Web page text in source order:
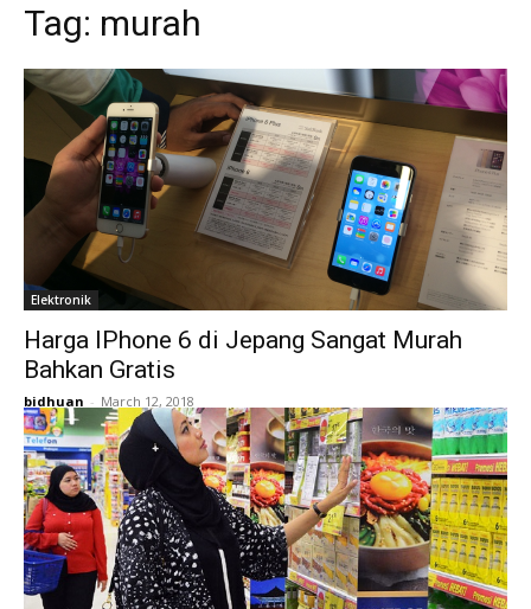
Tag: murah
Elektronik
Harga IPhone 6 di Jepang Sangat Murah
Bahkan Gratis
bidhuan - March 12, 2018